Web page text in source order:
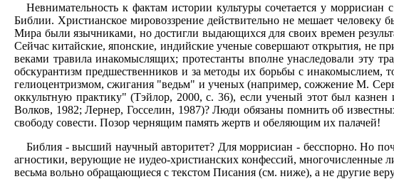
Невнимательность к фактам истории культуры сочетается у
Библии. Христианское мировоззрение действительно не мешает
Мира были язычниками, но достигли выдающихся для своих времен
Сейчас китайские, японские, индийские ученые совершают открытия, не
веками травила инакомыслящих; протестанты вполне унаследовали
обскурантизм предшественников и за методы их борьбы с
гелиоцентризмом, сжигания "ведьм" и ученых (например, сожжение М.
оккультную практику" (Тэйлор, 2000, с. 36), если ученый этот был
Волков, 1982; Лернер, Госселин, 1987)? Люди обязаны помнить об
свободу совести. Позор чернящим память жертв и обеляющим их палачей!
Библия - высший научный авторитет? Для моррисиан - бесспорно. Но
агностики, верующие не иудео-христианских конфессий, многочисленные
весьма вольно обращающиеся с текстом Писания (см. ниже), а не другие